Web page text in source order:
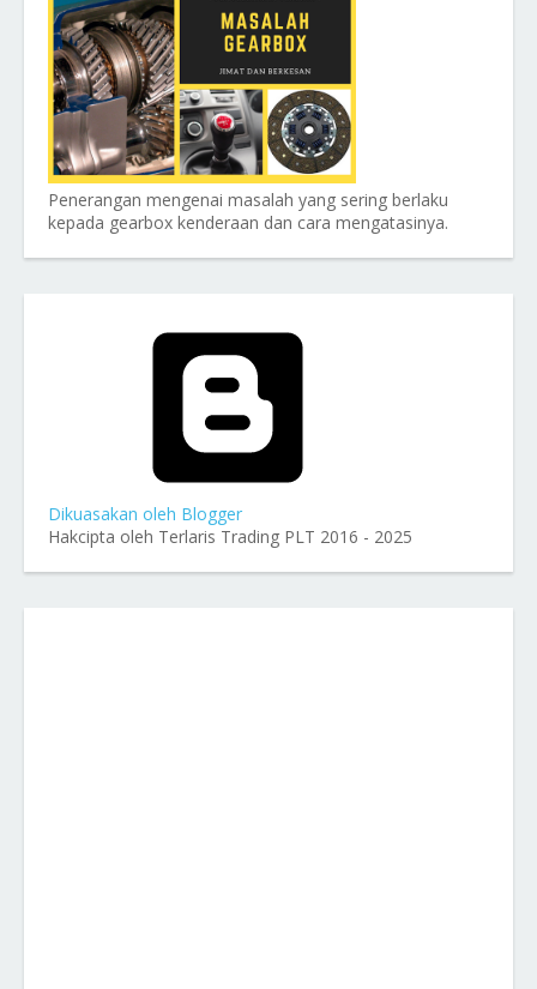
Penerangan mengenai masalah yang sering berlaku
kepada gearbox kenderaan dan cara mengatasinya.
Dikuasakan oleh Blogger
Hakcipta oleh Terlaris Trading PLT 2016 - 2025